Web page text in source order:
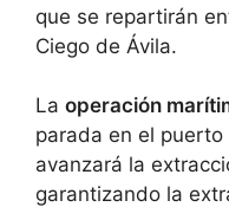
que se repartirán
Ciego de Ávila.
La operación
parada en el
avanzará la
garantizando la